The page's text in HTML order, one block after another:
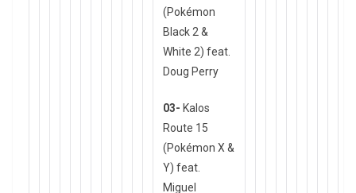
(Pokémon
Black 2 &
White 2) feat.
Doug Perry
03- Kalos
Route 15
(Pokémon X &
Y) feat.
Miguel